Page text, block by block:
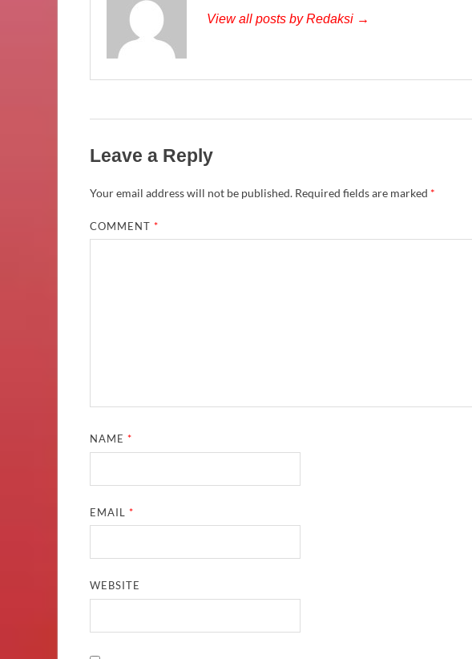
View all posts by Redaksi →
Leave a Reply
Your email address will not be published. Required fields are marked *
COMMENT*
NAME*
EMAIL*
WEBSITE